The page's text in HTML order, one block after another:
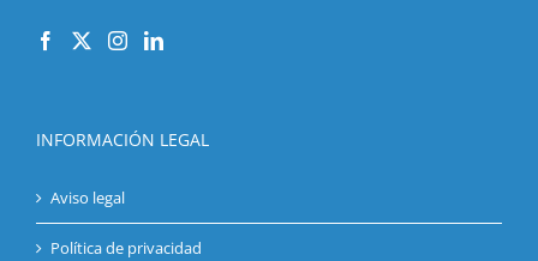
INFORMACIÓN LEGAL
Aviso legal
Política de privacidad